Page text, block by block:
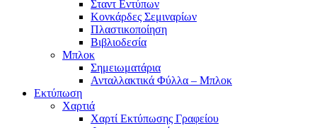
Σταντ Εντύπων
Κονκάρδες Σεμιναρίων
Πλαστικοποίηση
Βιβλιοδεσία
Μπλοκ
Σημειωματάρια
Ανταλλακτικά Φύλλα – Μπλοκ
Εκτύπωση
Χαρτιά
Χαρτί Εκτύπωσης Γραφείου